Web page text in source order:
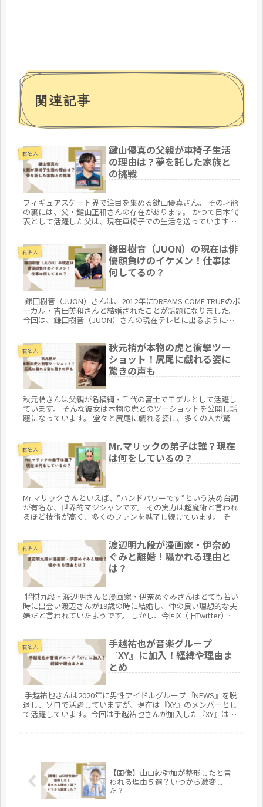
関連記事
有名人
鍵山優真の父親が車椅子生活
の理由は？夢を託した家族と
の挑戦
フィギュアスケート界で注目を集める鍵山優真さん。 その才能
の裏には、父・鍵山正和さんの存在があります。 かつて日本代
表として活躍した父は、現在車椅子での生活を送っています。
たのか。 そして、家族とともにどのような挑戦を続けているの
か。 この記事では、鍵山優真さんと父・正和さんの絆や、支え
合う家族の姿に迫ります。
有名人
鎌田樹音（JUON）の現在は俳
優顔負けのイケメン！仕事は
何してるの？
鎌田樹音（JUON）さんは、2012年にDREAMS COME TRUEのボ
ーカル・吉田美和さんと結婚されたことが話題になりました。
今回は、鎌田樹音（JUON）さんの現在テレビに出るようにな
す。
有名人
秋元梢が本物の虎と衝撃ツー
ショット！尻尾に戯れる姿に
驚きの声も
秋元梢さんは父親が名横綱・千代の富士でモデルとして活躍し
ています。 そんな彼女は本物の虎とのツーショットを公開し話
題になっています。 堂々と尻尾に戯れる姿に、多くの人が驚き
有名人
Mr.マリックの弟子は誰？現在
は何をしているの？
Mr.マリックさんといえば、”ハンドパワーです”という決め台詞
が有名な、世界的マジシャンです。 その実力は超魔術と言われ
るほど技術が高く、多くのファンを魅了し続けています。 そん
子は誰なのか、また現在弟子の方々は何をしているのかをまと
めてみようと思います。
有名人
渡辺明九段が漫画家・伊奈め
ぐみと離婚！囁かれる理由と
は？
将棋九段・渡辺明さんと漫画家・伊奈めぐみさんはとても若い
時に出会い渡辺さんが19歳の時に結婚し、仲の良い理想的な夫
婦だと言われていたようです。 しかし、今回X（旧Twitter）の
る噂をまとめてみました。
有名人
手越祐也が音楽グループ
『XY』に加入！経緯や理由ま
とめ
手越祐也さんは2020年に男性アイドルグループ『NEWS』を脱
退し、ソロで活躍していますが、現在は『XY』のメンバーとし
て活躍しています。今回は手越祐也さんが加入した『XY』はど
【画像】山口紗弥加が整形したと言
われる理由５選？いつから激変し
た？